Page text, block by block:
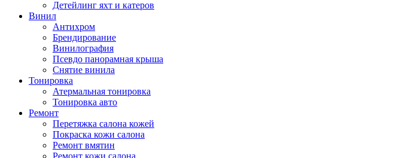
Детейлинг яхт и катеров
Винил
Антихром
Брендирование
Винилография
Псевдо панорамная крыша
Снятие винила
Тонировка
Атермальная тонировка
Тонировка авто
Ремонт
Перетяжка салона кожей
Покраска кожи салона
Ремонт вмятин
Ремонт кожи салона